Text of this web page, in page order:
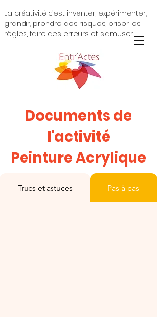
La créativité c’est inventer, expérimenter,
grandir, prendre des risques, briser les
règles, faire des erreurs et s’amuser.
Documents de
l'activité
Peinture Acrylique
Trucs et astuces Pas à pas